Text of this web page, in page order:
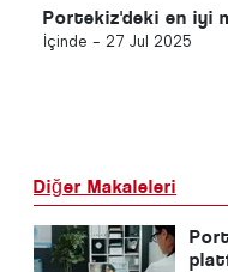
Portekiz'deki en iyi
İçinde - 27 Jul 2025
Diğer Makaleleri